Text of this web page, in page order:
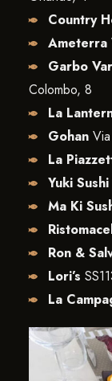
Country
Ameterra
Garbo
Colombo, 8
La
Gohan
La
Yuki Sushi
Ma Ki
Ron &
Lori’s
La